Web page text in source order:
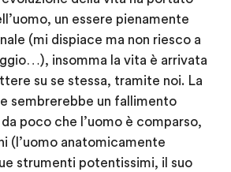
un essere pienamente
(mi dispiace ma non riesco a
insomma la vita è arrivata
su se stessa, tramite noi. La
sembrerebbe un fallimento
poco che l’uomo è comparso,
(l’uomo anatomicamente
strumenti potentissimi, il suo